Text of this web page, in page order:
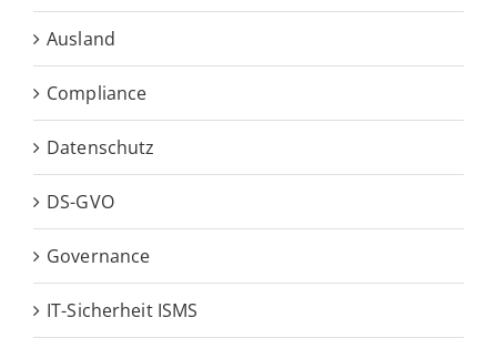
Ausland
Compliance
Datenschutz
DS-GVO
Governance
IT-Sicherheit ISMS